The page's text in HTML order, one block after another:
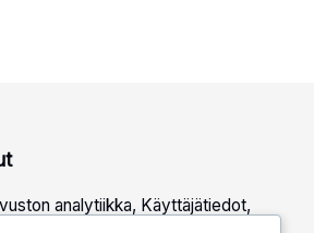
analytiikka, Käyttäjätiedot,